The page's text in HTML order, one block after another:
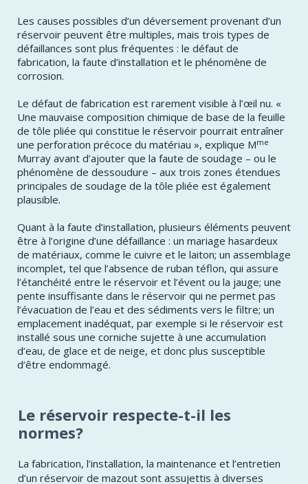
Les causes possibles d’un déversement provenant d’un
réservoir peuvent être multiples, mais trois types de
défaillances sont plus fréquentes : le défaut de
fabrication, la faute d’installation et le phénomène de
corrosion.
Le défaut de fabrication est rarement visible à l’œil nu. «
Une mauvaise composition chimique de base de la feuille
de tôle pliée qui constitue le réservoir pourrait entraîner
une perforation précoce du matériau », explique Mme
Murray avant d’ajouter que la faute de soudage – ou le
phénomène de dessoudure – aux trois zones étendues
principales de soudage de la tôle pliée est également
plausible.
Quant à la faute d’installation, plusieurs éléments peuvent
être à l’origine d’une défaillance : un mariage hasardeux
de matériaux, comme le cuivre et le laiton; un assemblage
incomplet, tel que l’absence de ruban téflon, qui assure
l’étanchéité entre le réservoir et l’évent ou la jauge; une
pente insuffisante dans le réservoir qui ne permet pas
l’évacuation de l’eau et des sédiments vers le filtre; un
emplacement inadéquat, par exemple si le réservoir est
installé sous une corniche sujette à une accumulation
d’eau, de glace et de neige, et donc plus susceptible
d’être endommagé.
​Le réservoir respecte-t-il les
normes?
La fabrication, l’installation, la maintenance et l’entretien
d’un réservoir de mazout sont assujettis à diverses